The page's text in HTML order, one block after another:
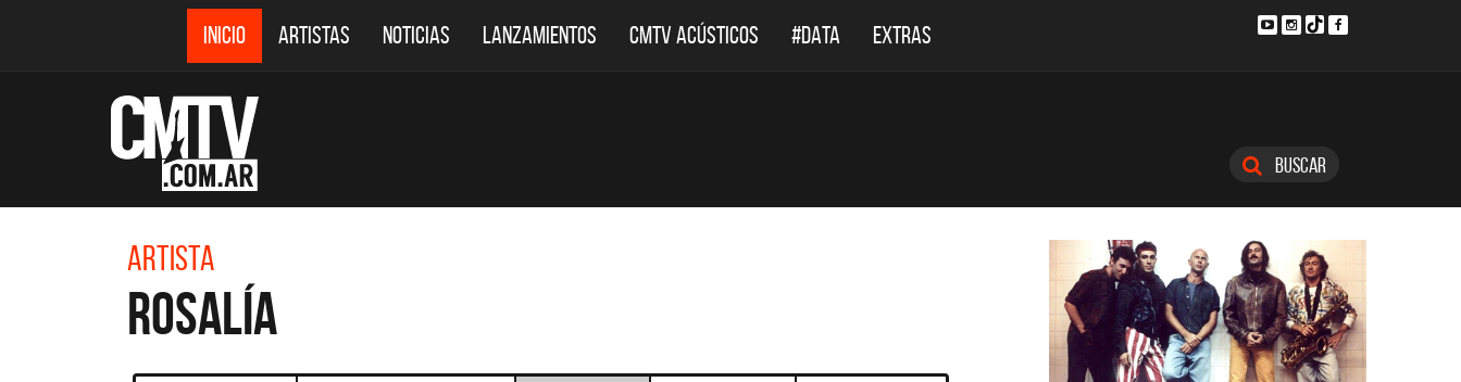
INICIO ARTISTAS NOTICIAS LANZAMIENTOS CMTV ACÚSTICOS #DATA EXTRAS
Buscar
Artista
Rosalía